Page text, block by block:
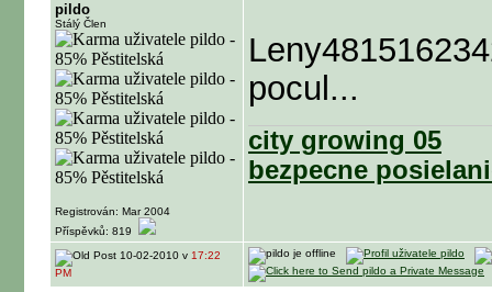
pildo
Stálý Člen
Registrován: Mar 2004
Příspěvků: 819
pocul...
city growing 05
bezpecne
10-02-2010 v 17:22
PM